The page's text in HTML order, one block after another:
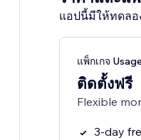
แอปนี้มีให้ทดลอ
แพ็กเกจ
ติดตั้งฟรี
Flexible
3-day